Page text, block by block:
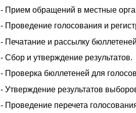
- Прием обращений в местные
- Проведение голосования и
- Печатание и рассылку
- Сбор и утверждение результатов.
- Проверка бюллетеней для
- Утверждение результатов
- Проведение перечета